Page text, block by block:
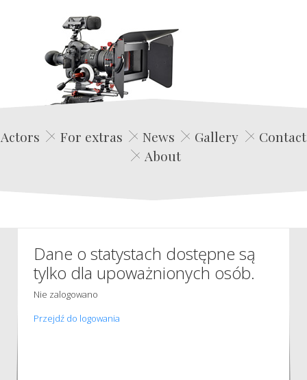
Edwin Film Agencja Aktorska
Actors For extras News Gallery
Contact
About
Dane o statystach dostępne są
tylko dla upoważnionych osób.
Nie zalogowano
Przejdź do logowania